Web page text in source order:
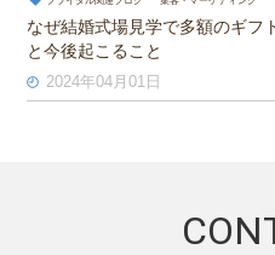
なぜ結婚式場見学で多額のギフ
と今後起こること
2024年04月01日